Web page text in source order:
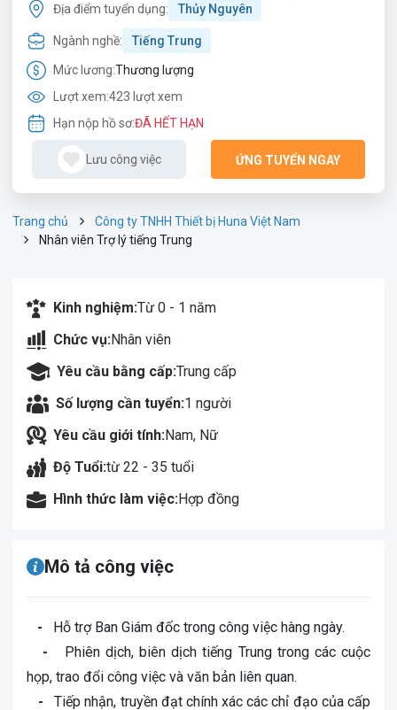
Địa điểm tuyển dụng: Thủy Nguyên
Ngành nghề: Tiếng Trung
Mức lương:Thương lượng
Lượt xem:423 lượt xem
Hạn nộp hồ sơ:ĐÃ HẾT HẠN
Lưu công việc ỨNG TUYỂN NGAY
Trang chủ
Công ty TNHH Thiết bị Huna Việt Nam
Nhân viên Trợ lý tiếng Trung
Kinh nghiệm:Từ 0 - 1 năm
Chức vụ:Nhân viên
Yêu cầu bằng cấp:Trung cấp
Số lượng cần tuyển:1 người
Yêu cầu giới tính:Nam, Nữ
Độ Tuổi:từ 22 - 35 tuổi
Hình thức làm việc:Hợp đồng
Mô tả công việc
- Hỗ trợ Ban Giám đốc trong công việc hàng ngày.
- Phiên dịch, biên dịch tiếng Trung trong các cuộc
họp, trao đổi công việc và văn bản liên quan.
-Tiếp nhận, truyền đạt chính xác các chỉ đạo của cấp